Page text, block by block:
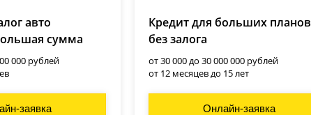
авто
сумма
000 рублей
заявка
Кредит для больших планов
без залога
от 30 000 до 30 000 000 рублей
от 12 месяцев до 15 лет
Онлайн-заявка